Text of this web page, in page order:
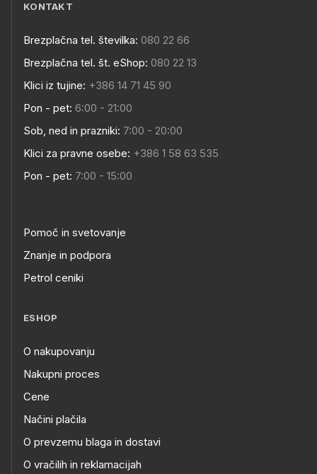
KONTAKT
Brezplačna tel. številka: 080 22 66
Brezplačna tel. št. eShop: 080 22 13
Klici iz tujine: +386 14 71 45 90
Pon - pet: 6:00 - 21:00
Sob, ned in prazniki: 7:00 - 20:00
Klici za pravne osebe: +386 1 58 63 535
Pon - pet: 7:00 - 15:00
Pomoč in svetovanje
Znanje in podpora
Petrol ceniki
ESHOP
O nakupovanju
Nakupni proces
Cene
Načini plačila
O prevzemu blaga in dostavi
O vračilih in reklamacijah